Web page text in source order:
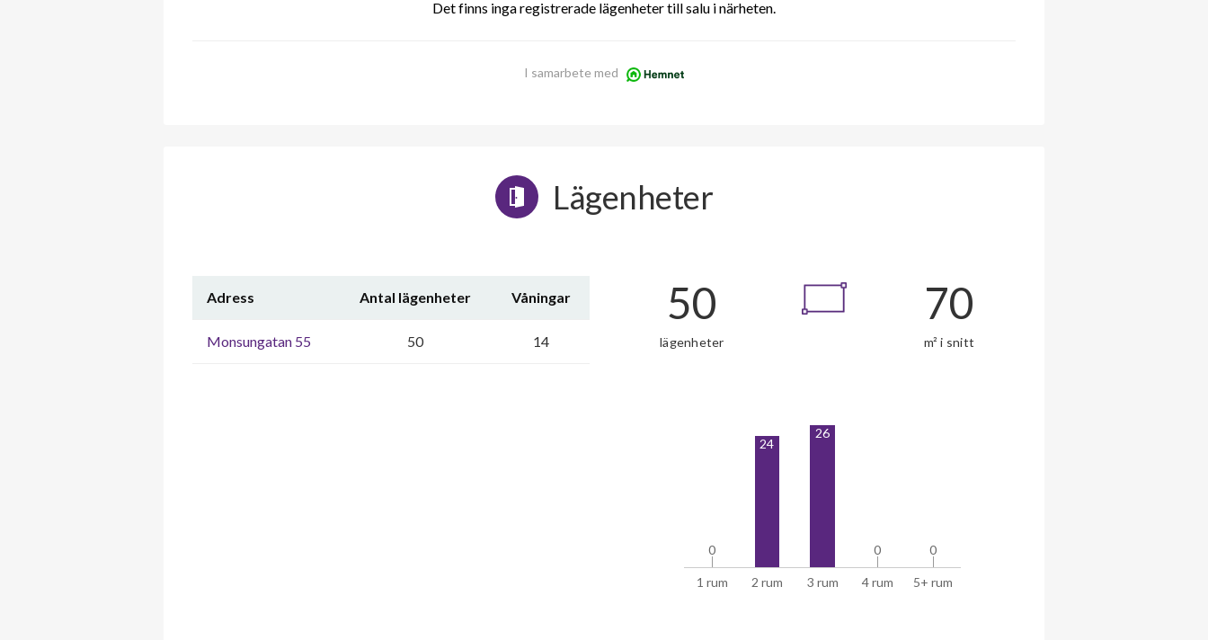
Det finns inga registrerade lägenheter till salu i närheten.
I samarbete med
Lägenheter
Adress Antal lägenheter Våningar
Monsungatan 55 50 14
50
lägenheter
70
m² i snitt
1 rum 2 rum 3 rum 4 rum 5+ rum
0
0
24
26
0
0 0
0